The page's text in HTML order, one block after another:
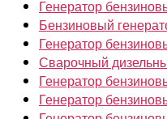
Генератор
Бензиновый
Генератор
Сварочный
Генератор
Генератор